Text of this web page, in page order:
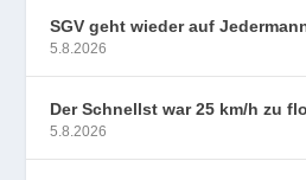
SGV geht wieder auf
5.8.2026
Der Schnellst war 25 km/h zu
5.8.2026